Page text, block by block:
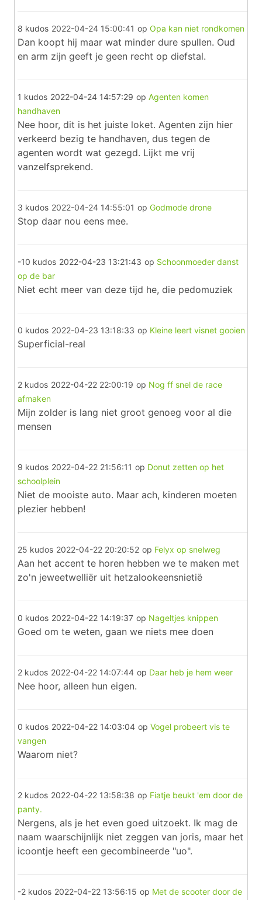
8 kudos 2022-04-24 15:00:41 op Opa kan niet rondkomen
Dan koopt hij maar wat minder dure spullen. Oud
en arm zijn geeft je geen recht op diefstal.
1 kudos 2022-04-24 14:57:29 op Agenten komen
handhaven
Nee hoor, dit is het juiste loket. Agenten zijn hier
verkeerd bezig te handhaven, dus tegen de
agenten wordt wat gezegd. Lijkt me vrij
vanzelfsprekend.
3 kudos 2022-04-24 14:55:01 op Godmode drone
Stop daar nou eens mee.
-10 kudos 2022-04-23 13:21:43 op Schoonmoeder danst
op de bar
Niet echt meer van deze tijd he, die pedomuziek
0 kudos 2022-04-23 13:18:33 op Kleine leert visnet gooien
Superficial-real
2 kudos 2022-04-22 22:00:19 op Nog ff snel de race
afmaken
Mijn zolder is lang niet groot genoeg voor al die
mensen
9 kudos 2022-04-22 21:56:11 op Donut zetten op het
schoolplein
Niet de mooiste auto. Maar ach, kinderen moeten
plezier hebben!
25 kudos 2022-04-22 20:20:52 op Felyx op snelweg
Aan het accent te horen hebben we te maken met
zo'n jeweetwelliër uit hetzalookeensnietië
0 kudos 2022-04-22 14:19:37 op Nageltjes knippen
Goed om te weten, gaan we niets mee doen
2 kudos 2022-04-22 14:07:44 op Daar heb je hem weer
Nee hoor, alleen hun eigen.
0 kudos 2022-04-22 14:03:04 op Vogel probeert vis te
vangen
Waarom niet?
2 kudos 2022-04-22 13:58:38 op Fiatje beukt 'em door de
panty.
Nergens, als je het even goed uitzoekt. Ik mag de
naam waarschijnlijk niet zeggen van joris, maar het
icoontje heeft een gecombineerde "uo".
-2 kudos 2022-04-22 13:56:15 op Met de scooter door de